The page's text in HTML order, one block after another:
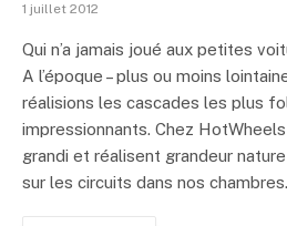
1 juillet 2012
Qui n’a jamais joué aux petites
A l’époque – plus ou moins
réalisions les cascades les plus
impressionnants. Chez
grandi et réalisent grandeur
sur les circuits dans nos chambres.